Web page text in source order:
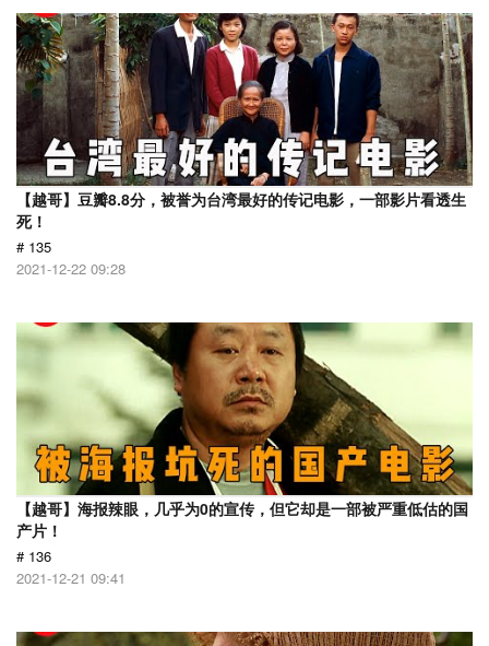
【越哥】豆瓣8.8分，被誉为台湾最好的传记电影，一部影片看透生
死！
# 135
2021-12-22 09:28
【越哥】海报辣眼，几乎为0的宣传，但它却是一部被严重低估的国
产片！
# 136
2021-12-21 09:41